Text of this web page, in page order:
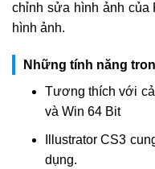
chỉnh sửa hình ảnh của
hình ảnh.
Những tính năng
Tương thích với
và Win 64 Bit
Illustrator CS3
dụng.